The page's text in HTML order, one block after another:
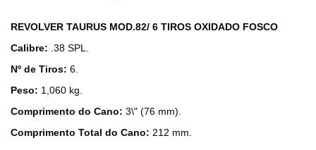
REVOLVER TAURUS MOD.82/ 6 TIROS OXIDADO FOSCO
Calibre: .38 SPL.
Nº de Tiros: 6.
Peso: 1,060 kg.
Comprimento do Cano: 3\" (76 mm).
Comprimento Total do Cano: 212 mm.